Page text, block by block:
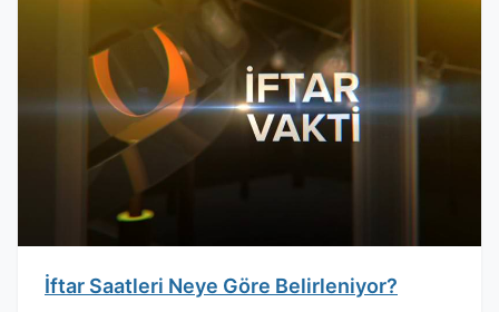
İftar Saatleri Neye Göre Belirleniyor?